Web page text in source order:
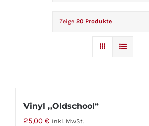
Zeige 20 Produkte
Vinyl „Oldschool“
25,00 € inkl. MwSt.